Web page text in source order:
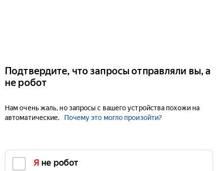
Подтвердите, что запросы отправляли вы, а
не робот
Нам очень жаль, но запросы с вашего устройства похожи на
автоматические.
Почему это могло произойти?
Я не робот